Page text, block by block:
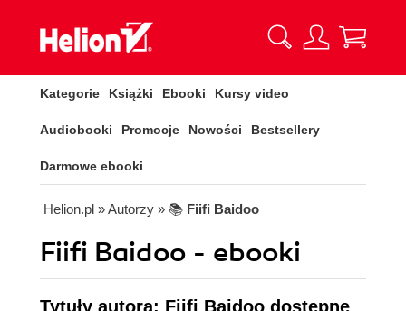
Kategorie Książki Ebooki Kursy video
Audiobooki Promocje Nowości Bestsellery
Darmowe ebooki
Helion.pl » Autorzy » 📚 Fiifi Baidoo
Fiifi Baidoo - ebooki
Tytuły autora: Fiifi Baidoo dostępne